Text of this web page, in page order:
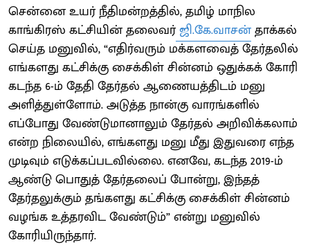
சென்னை உயர் நீதிமன்றத்தில், தமிழ் மாநில
காங்கிரஸ் கட்சியின் தலைவர்ஜி.கே.வாசன்தாக்கல்
செய்த மனுவில், “எதிர்வரும் மக்களவைத் தேர்தலில்
எங்களது கட்சிக்கு சைக்கிள் சின்னம் ஒதுக்கக் கோரி
கடந்த 6-ம் தேதி தேர்தல் ஆணையத்திடம் மனு
அளித்துள்ளோம். அடுத்த நான்கு வாரங்களில்
எப்போது வேண்டுமானாலும் தேர்தல் அறிவிக்கலாம்
என்ற நிலையில், எங்களது மனு மீது இதுவரை எந்த
முடிவும் எடுக்கப்படவில்லை. எனவே, கடந்த 2019-ம்
ஆண்டு பொதுத் தேர்தலைப் போன்று, இந்தத்
தேர்தலுக்கும் தங்களது கட்சிக்கு சைக்கிள் சின்னம்
வழங்க உத்தரவிட வேண்டும்” என்று மனுவில்
கோரியிருந்தார்.